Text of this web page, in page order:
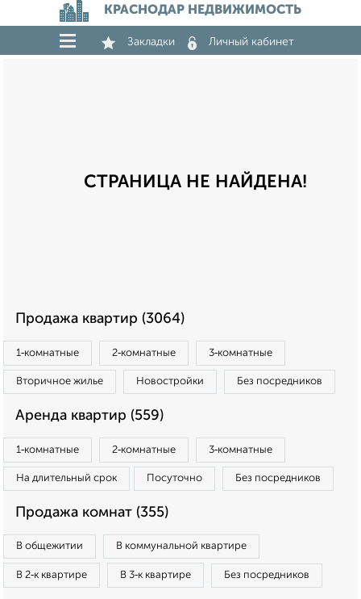
КРАСНОДАР НЕДВИЖИМОСТЬ
Закладки Личный кабинет
СТРАНИЦА НЕ НАЙДЕНА!
Продажа квартир (3064)
1‑комнатные 2‑комнатные 3‑комнатные
Вторичное жилье Новостройки Без посредников
Аренда квартир (559)
1‑комнатные 2‑комнатные 3‑комнатные
На длительный срок Посуточно Без посредников
Продажа комнат (355)
В общежитии В коммунальной квартире
В 2‑к квартире В 3‑к квартире Без посредников